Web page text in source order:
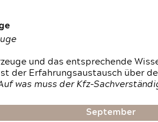
und das entsprechende
der Erfahrungsaustausch über
was muss der Kfz-
September